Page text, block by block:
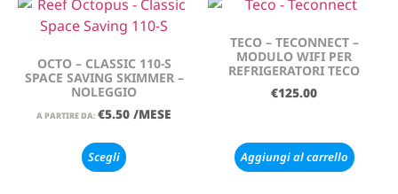
OCTO – CLASSIC 110-S
SPACE SAVING SKIMMER –
NOLEGGIO
A PARTIRE DA: €5.50 /MESE
Scegli
TECO – TECONNECT –
MODULO WIFI PER
REFRIGERATORI TECO
€125.00
Aggiungi al carrello